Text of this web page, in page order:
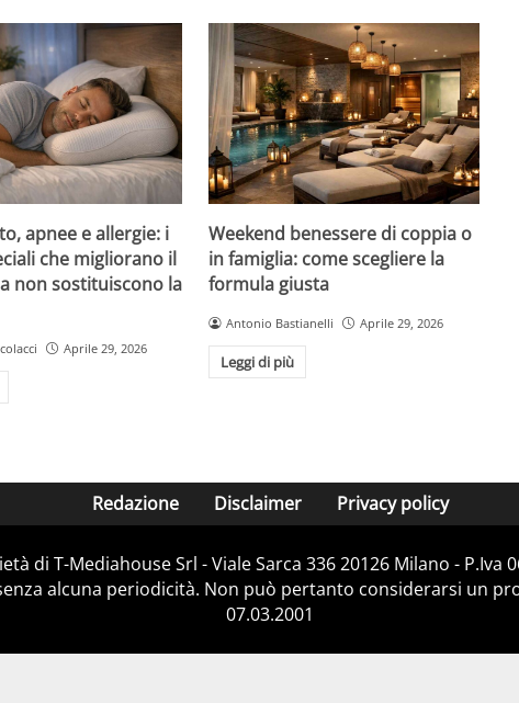
apnee e allergie: i
che migliorano il
non sostituiscono la
Aprile 29, 2026
Weekend benessere di coppia o
in famiglia: come scegliere la
formula giusta
Antonio Bastianelli Aprile 29, 2026
Leggi di più
Redazione Disclaimer Privacy policy
di T-Mediahouse Srl - Viale Sarca 336 20126 Milano - P.Iva
alcuna periodicità. Non può pertanto considerarsi un
07.03.2001